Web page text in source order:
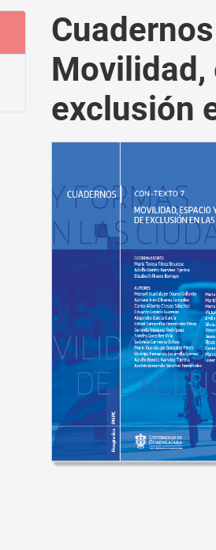
Movilidad,
exclusión